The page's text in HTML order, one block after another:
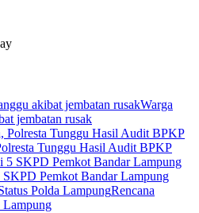
Warga
jembatan rusak
Tunggu Hasil Audit BPKP
Pemkot Bandar Lampung
Rencana
Lampung